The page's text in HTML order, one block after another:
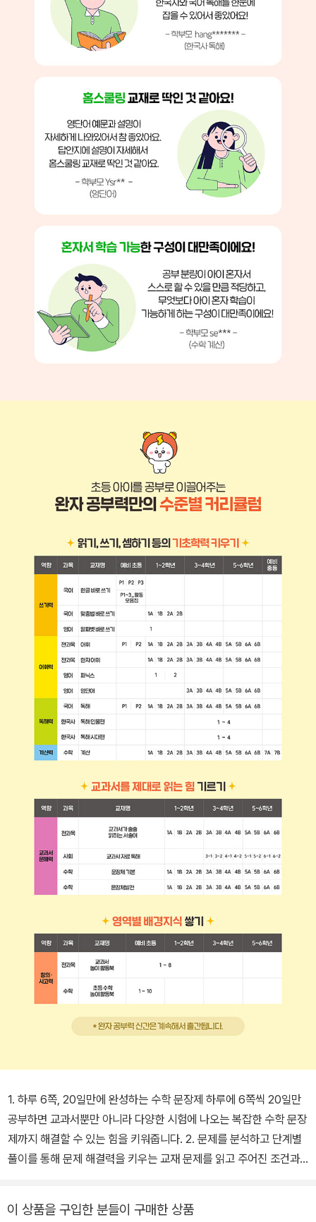
1. 하루 6쪽, 20일만에 완성하는 수학 문장제 하루에 6쪽씩 20일만
공부하면 교과서뿐만 아니라 다양한 시험에 나오는 복잡한 수학 문장
제까지 해결할 수 있는 힘을 키워줍니다. 2. 문제를 분석하고 단계별
풀이를 통해 문제 해결력을 키우는 교재 문제를 읽고 주어진 조건과
역의 문장제 문제를 학습할 수 있는 교재 수학의 모든 영역 문장제를
이 상품을 구입한 분들이 구매한 상품